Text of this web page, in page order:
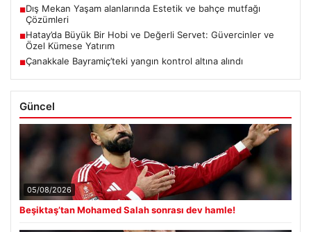
■Dış Mekan Yaşam alanlarında Estetik ve bahçe mutfağı
Çözümleri
■Hatay’da Büyük Bir Hobi ve Değerli Servet: Güvercinler ve
Özel Kümese Yatırım
■Çanakkale Bayramiç’teki yangın kontrol altına alındı
Güncel
05/08/2026
Beşiktaş’tan Mohamed Salah sonrası dev hamle!